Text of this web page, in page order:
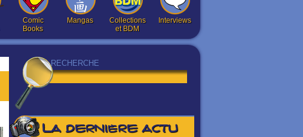
Comic
Books
Mangas
Collections
et BDM
Interviews
La dernière actu